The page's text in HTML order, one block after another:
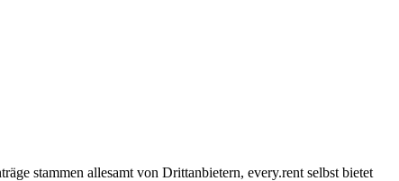
stammen allesamt von Drittanbietern, every.rent selbst bietet